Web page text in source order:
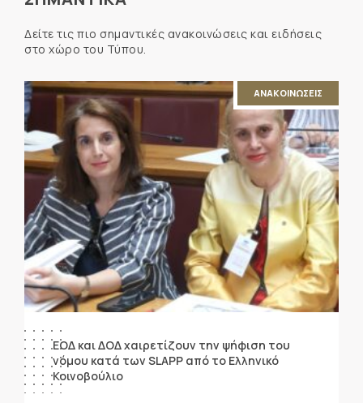
Δείτε τις πιο σημαντικές ανακοινώσεις και ειδήσεις
στο χώρο του Τύπου.
ΑΝΑΚΟΙΝΩΣΕΙΣ
ΕΟΔ και ΔΟΔ χαιρετίζουν την ψήφιση του
νόμου κατά των SLAPP από το Ελληνικό
Κοινοβούλιο